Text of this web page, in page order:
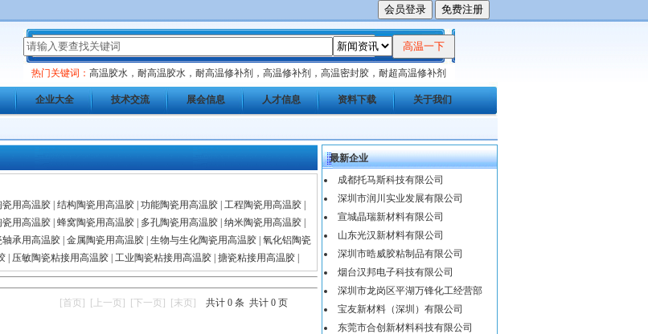
热门关键词： 高温胶水，耐高温胶水，耐高温修补剂，高温修补剂，高温密封胶，耐超高温修补剂
企业大全 技术交流 展会信息 人才信息 资料下载 关于我们
瓷用高温胶 结构陶瓷用高温胶 功能陶瓷用高温胶 工程陶瓷用高温胶
瓷用高温胶 蜂窝陶瓷用高温胶 多孔陶瓷用高温胶 纳米陶瓷用高温胶
轴承用高温胶 金属陶瓷用高温胶 生物与生化陶瓷用高温胶 氧化铝陶瓷
压敏陶瓷粘接用高温胶 工业陶瓷粘接用高温胶 搪瓷粘接用高温胶
[首页] [上一页] [下一页] [末页] 共计 0 条 共计 0 页
最新企业
成都托马斯科技有限公司
深圳市润川实业发展有限公司
宣城晶瑞新材料有限公司
山东光汉新材料有限公司
深圳市晧威胶粘制品有限公司
烟台汉邦电子科技有限公司
深圳市龙岗区平湖万锋化工经营部
宝友新材料（深圳）有限公司
东莞市合创新材料科技有限公司